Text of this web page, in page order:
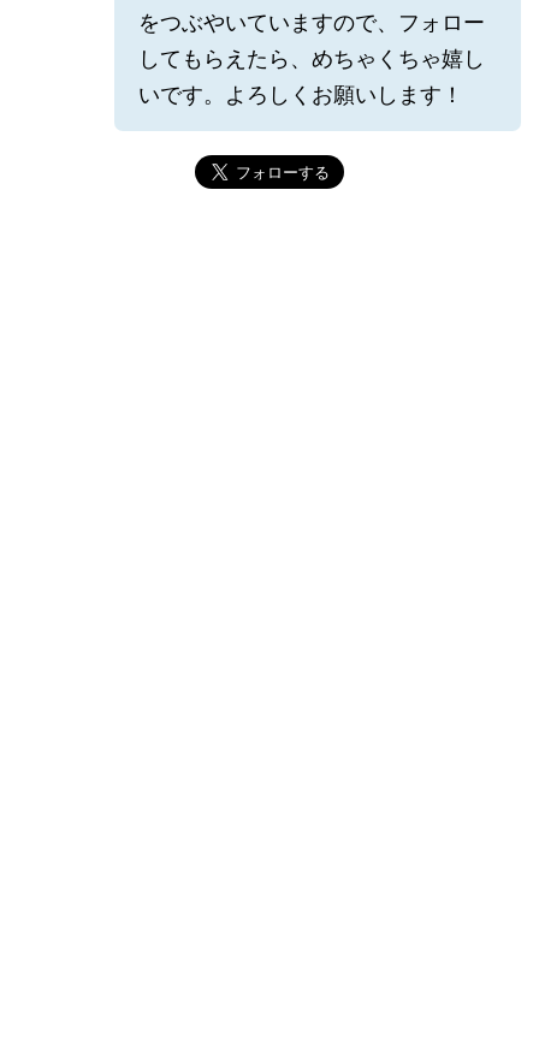
をつぶやいていますので、フォロー
してもらえたら、めちゃくちゃ嬉し
いです。よろしくお願いします！